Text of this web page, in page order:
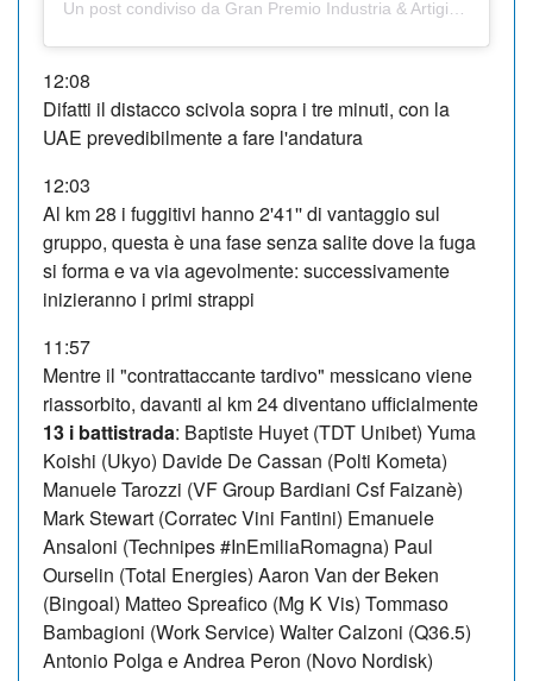
12:08
Difatti il distacco scivola sopra i tre minuti, con la
UAE prevedibilmente a fare l'andatura
12:03
Al km 28 i fuggitivi hanno 2'41'' di vantaggio sul
gruppo, questa è una fase senza salite dove la fuga
si forma e va via agevolmente: successivamente
inizieranno i primi strappi
11:57
Mentre il "contrattaccante tardivo" messicano viene
riassorbito, davanti al km 24 diventano ufficialmente
13 i battistrada: Baptiste Huyet (TDT Unibet) Yuma
Koishi (Ukyo) Davide De Cassan (Polti Kometa)
Manuele Tarozzi (VF Group Bardiani Csf Faizanè)
Mark Stewart (Corratec Vini Fantini) Emanuele
Ansaloni (Technipes #InEmiliaRomagna) Paul
Ourselin (Total Energies) Aaron Van der Beken
(Bingoal) Matteo Spreafico (Mg K Vis) Tommaso
Bambagioni (Work Service) Walter Calzoni (Q36.5)
Antonio Polga e Andrea Peron (Novo Nordisk)